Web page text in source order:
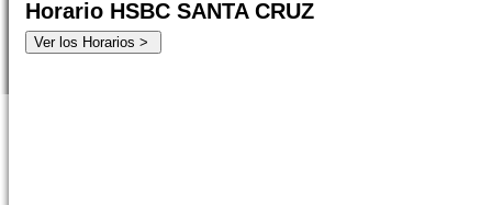
Horario HSBC SANTA CRUZ